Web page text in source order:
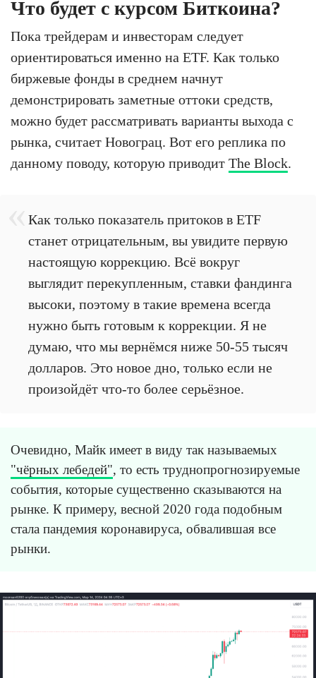
Что будет с курсом Биткоина?
Пока трейдерам и инвесторам следует
ориентироваться именно на ETF. Как только
биржевые фонды в среднем начнут
демонстрировать заметные оттоки средств,
можно будет рассматривать варианты выхода с
рынка, считает Новограц. Вот его реплика по
данному поводу, которую приводит The Block.
Как только показатель притоков в ETF
станет отрицательным, вы увидите первую
настоящую коррекцию. Всё вокруг
выглядит перекупленным, ставки фандинга
высоки, поэтому в такие времена всегда
нужно быть готовым к коррекции. Я не
думаю, что мы вернёмся ниже 50-55 тысяч
долларов. Это новое дно, только если не
произойдёт что-то более серьёзное.
Очевидно, Майк имеет в виду так называемых
"чёрных лебедей", то есть труднопрогнозируемые
события, которые существенно сказываются на
рынке. К примеру, весной 2020 года подобным
стала пандемия коронавируса, обвалившая все
рынки.